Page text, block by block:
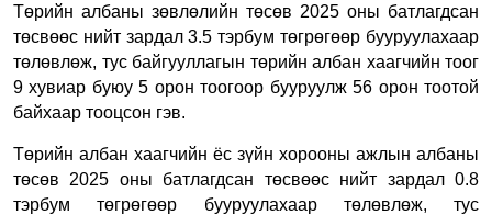
Төрийн албаны зөвлөлийн төсөв 2025 оны батлагдсан
төсвөөс нийт зардал 3.5 тэрбум төгрөгөөр бууруулахаар
төлөвлөж, тус байгууллагын төрийн албан хаагчийн тоог
9 хувиар буюу 5 орон тоогоор бууруулж 56 орон тоотой
байхаар тооцсон гэв.
Төрийн албан хаагчийн ёс зүйн хорооны ажлын албаны
төсөв 2025 оны батлагдсан төсвөөс нийт зардал 0.8
тэрбум төгрөгөөр бууруулахаар төлөвлөж, тус